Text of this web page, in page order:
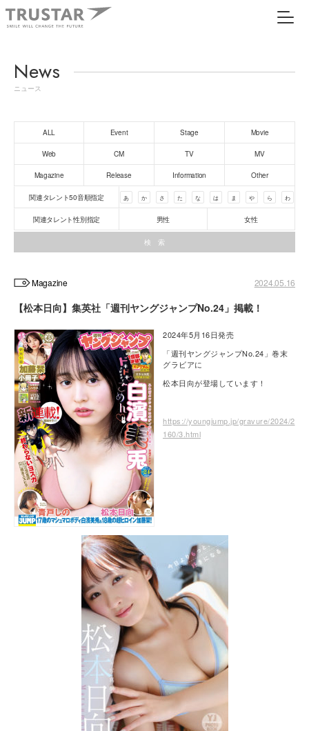
News
ニュース
ALL Event Stage Movie
Web CM TV MV
Magazine Release Information Other
関連タレント50音順指定 あ か さ た な は ま や ら わ
関連タレント性別指定 男性 女性
Magazine 2024.05.16
【松本日向】集英社「週刊ヤングジャンプNo.24」掲載！
2024年5月16日発売
「週刊ヤングジャンプNo.24」巻末
グラビアに
松本日向が登場しています！
https://youngjump.jp/gravure/2024/2
160/3.html